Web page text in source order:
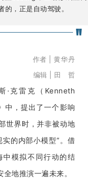
的，正是自动驾驶。
作者 | 黄华丹
编辑 | 田 哲
·克雷克（Kenneth
中，提出了一个影响
世界时，并非被动地
的内部小模型”。借
中模拟不同行动的结
地推演一遍未来。